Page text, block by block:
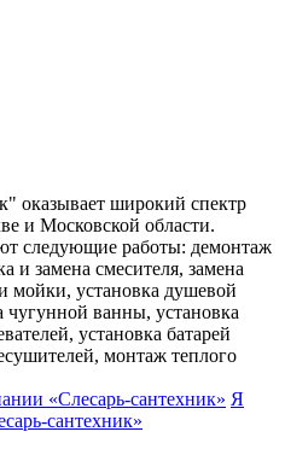
оказывает широкий спектр
и Московской области.
следующие работы: демонтаж
и замена смесителя, замена
мойки, установка душевой
чугунной ванны, установка
установка батарей
монтаж теплого
«Слесарь-сантехник» Я
сантехник»